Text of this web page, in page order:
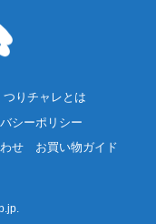
つりチャレとは
シーポリシー
せ
お買い物ガイド